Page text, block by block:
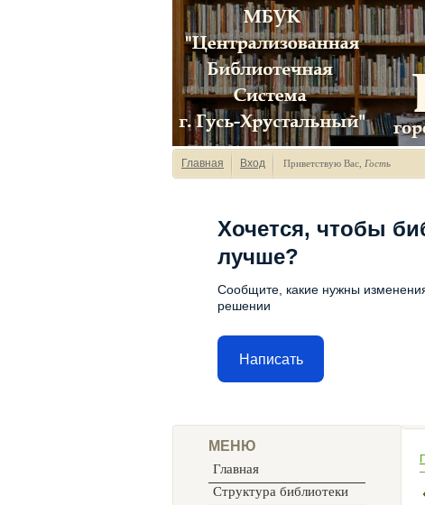
Главная Вход Приветствую Вас Гость
Хочется, чтобы
лучше?
Сообщите, какие нужны
решении
Написать
МЕНЮ
Главная
Структура библиотеки